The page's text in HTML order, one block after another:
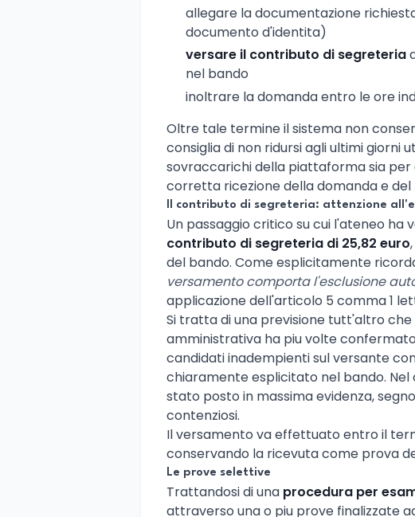
allegare la documentazione
documento d'identita)
versare il contributo di segreteria
nel bando
inoltrare la domanda entro le ore
Oltre tale termine il sistema non
consiglia di non ridursi agli ultimi giorni
sovraccarichi della piattaforma sia
corretta ricezione della domanda e
Il contributo di segreteria: attenzione
Un passaggio critico su cui l'ateneo
contributo di segreteria di 25,82 euro
del bando. Come esplicitamente
versamento comporta l'esclusione
applicazione dell'articolo 5 comma 1
Si tratta di una previsione tutt'altro
amministrativa ha piu volte
candidati inadempienti sul versante
chiaramente esplicitato nel bando.
stato posto in massima evidenza,
contenziosi.
Il versamento va effettuato entro il
conservando la ricevuta come prova
Le prove selettive
Trattandosi di una procedura per
attraverso una o piu prove finalizzate